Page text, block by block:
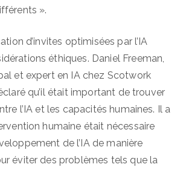
».
d’invites optimisées par l’IA
éthiques. Daniel Freeman,
et expert en IA chez Scotwork
qu’il était important de trouver
l’IA et les capacités humaines. Il a
humaine était nécessaire
de l’IA de manière
éviter des problèmes tels que la